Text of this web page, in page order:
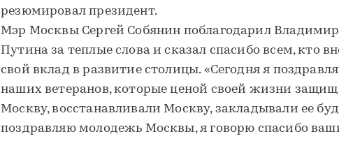
резюмировал президент.
Мэр Москвы Сергей Собянин поблагодарил
Путина за теплые слова и сказал спасибо всем, кто
свой вклад в развитие столицы. «Сегодня я
наших ветеранов, которые ценой своей жизни
Москву, восстанавливали Москву, закладывали ее
поздравляю молодежь Москвы, я говорю спасибо